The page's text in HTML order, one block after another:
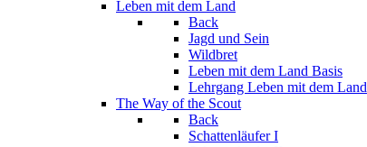
Leben mit dem Land
Back
Jagd und Sein
Wildbret
Leben mit dem Land Basis
Lehrgang Leben mit dem Land
The Way of the Scout
Back
Schattenläufer I